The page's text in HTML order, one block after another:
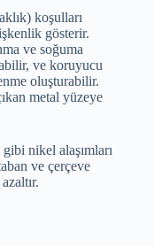
koşulları
gösterir.
ve soğuma
ve koruyucu
oluşturabilir.
metal yüzeye
nikel alaşımları
ve çerçeve